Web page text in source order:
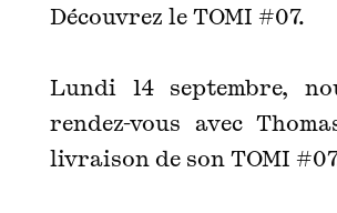
Découvrez le TOMI #07.
Lundi 14 septembre,
rendez-vous avec
livraison de son TOMI